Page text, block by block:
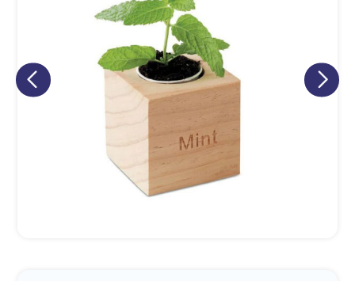
A nossa empresa está comprometida a proteger e respeitar
sua privacidade, utilizaremos seus dados apenas para fins
de marketing. Você pode alterar suas preferências a
qualquer momento.
Iniciar conversa